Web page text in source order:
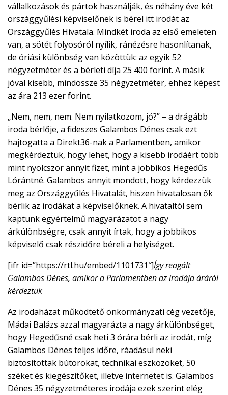
CSATLAKOZZ
A
TÁMOGATÓI
KÖRHÖZ!
vállalkozások és pártok használják, és néhány éve két
országgyűlési képviselőnek is bérel itt irodát az
Országgyűlés Hivatala. Mindkét iroda az első emeleten
van, a sötét folyosóról nyílik, ránézésre hasonlítanak,
de óriási különbség van közöttük: az egyik 52
négyzetméter és a bérleti díja 25 400 forint. A másik
jóval kisebb, mindössze 35 négyzetméter, ehhez képest
az ára 213 ezer forint.
„Nem, nem, nem. Nem nyilatkozom, jó?” – a drágább
iroda bérlője, a fideszes Galambos Dénes csak ezt
hajtogatta a Direkt36-nak a Parlamentben, amikor
megkérdeztük, hogy lehet, hogy a kisebb irodáért több
mint nyolcszor annyit fizet, mint a jobbikos Hegedűs
Lórántné. Galambos annyit mondott, hogy kérdezzük
meg az Országgyűlés Hivatalát, hiszen hivatalosan ők
bérlik az irodákat a képviselőknek. A hivataltól sem
kaptunk egyértelmű magyarázatot a nagy
árkülönbségre, csak annyit írtak, hogy a jobbikos
képviselő csak részidőre béreli a helyiséget.
[ifr id=”https://rtl.hu/embed/1101731″]Így reagált
Galambos Dénes, amikor a Parlamentben az irodája áráról
kérdeztük
Az irodaházat működtető önkormányzati cég vezetője,
Mádai Balázs azzal magyarázta a nagy árkülönbséget,
hogy Hegedűsné csak heti 3 órára bérli az irodát, míg
Galambos Dénes teljes időre, ráadásul neki
biztosítottak bútorokat, technikai eszközöket, 50
széket és kiegészítőket, illetve internetet is. Galambos
Dénes 35 négyzetméteres irodája ezek szerint elég